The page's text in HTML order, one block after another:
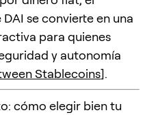
se convierte en una
para quienes
y autonomía
Stablecoins].
cómo elegir bien tu